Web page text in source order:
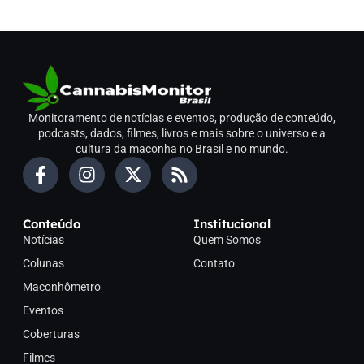
Monitoramento de notícias e eventos, produção de conteúdo,
podcasts, dados, filmes, livros e mais sobre o universo e a
cultura da maconha no Brasil e no mundo.
Conteúdo
Notícias
Colunas
Maconhômetro
Eventos
Coberturas
Filmes
Institucional
Quem Somos
Contato